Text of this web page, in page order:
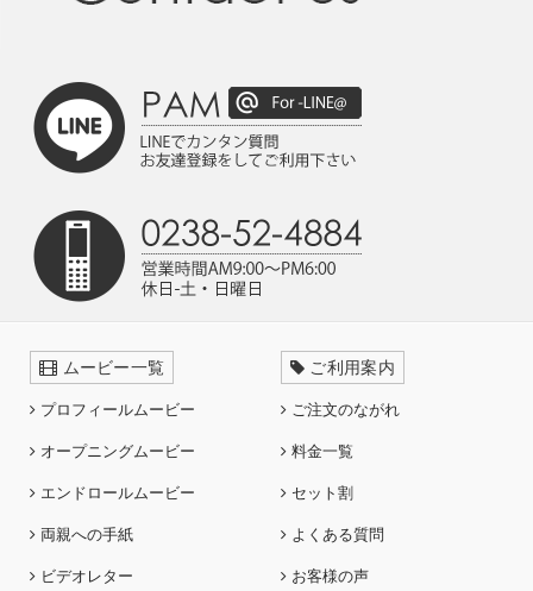
ムービー一覧
プロフィールムービー
オープニングムービー
エンドロールムービー
両親への手紙
ビデオレター
ご利用案内
ご注文のながれ
料金一覧
セット割
よくある質問
お客様の声